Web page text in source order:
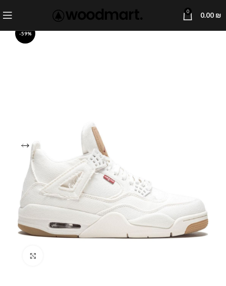
0 0.00 ₪
-59%